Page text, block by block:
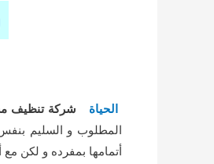
الحياة شركة تنظيف
المطلوب و السليم بنفس
أتمامها بمفرده و لكن